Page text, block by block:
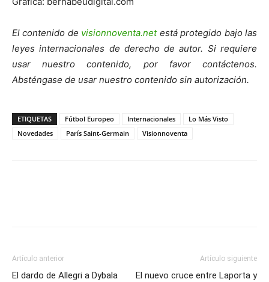
El contenido de visionnoventa.netestá protegido bajo las
leyes internacionales de derecho de autor. Si requiere
usar nuestro contenido, por favor contáctenos.
Absténgase de usar nuestro contenido sin autorización.
ETIQUETAS Fútbol Europeo Internacionales
Lo Más Visto
Novedades
París Saint-Germain Visionnoventa
Artículo anterior
El dardo de Allegri a Dybala
Artículo siguiente
El nuevo cruce entre Laporta y